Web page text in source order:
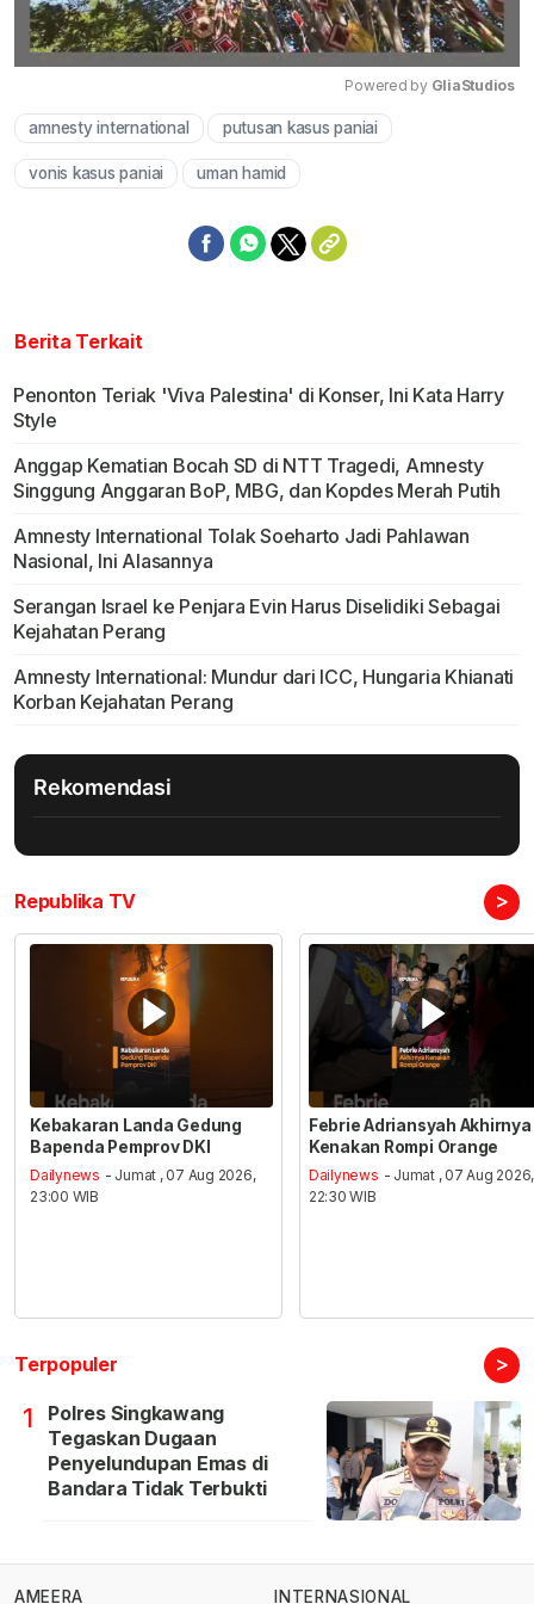
Powered by GliaStudios
amnesty international putusan kasus paniai
vonis kasus paniai uman hamid
Berita Terkait
Penonton Teriak 'Viva Palestina' di Konser, Ini Kata Harry
Style
Anggap Kematian Bocah SD di NTT Tragedi, Amnesty
Singgung Anggaran BoP, MBG, dan Kopdes Merah Putih
Amnesty International Tolak Soeharto Jadi Pahlawan
Nasional, Ini Alasannya
Serangan Israel ke Penjara Evin Harus Diselidiki Sebagai
Kejahatan Perang
Amnesty International: Mundur dari ICC, Hungaria Khianati
Korban Kejahatan Perang
Rekomendasi
Republika TV >
Kebakaran Landa Gedung
Bapenda Pemprov DKI
Dailynews - Jumat , 07 Aug 2026,
23:00 WIB
Febrie Adriansyah Akhirnya
Kenakan Rompi Orange
Dailynews - Jumat , 07 Aug 2026,
22:30 WIB
Terpopuler >
1
Polres Singkawang
Tegaskan Dugaan
Penyelundupan Emas di
Bandara Tidak Terbukti
AMEERA INTERNASIONAL